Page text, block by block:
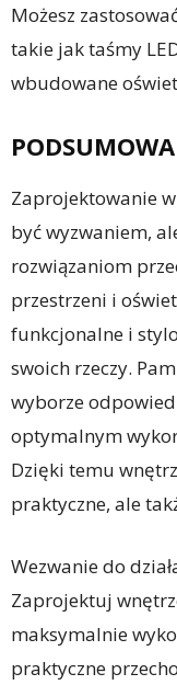
Możesz
takie jak taśmy
wbudowane
Zaprojektowanie
być wyzwaniem,
rozwiązaniom
przestrzeni i
funkcjonalne i
swoich rzeczy.
wyborze
optymalnym
Dzięki temu
praktyczne, ale
Wezwanie do
Zaprojektuj
maksymalnie
praktyczne